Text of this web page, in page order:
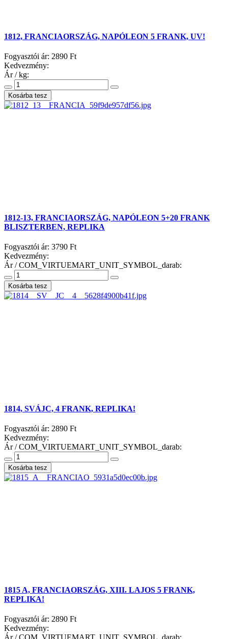
1812, FRANCIAORSZÁG, NAPÓLEON 5 FRANK, UV!
Fogyasztói ár: 2890 Ft
Kedvezmény:
Ár / kg:
1812-13, FRANCIAORSZÁG, NAPÓLEON 5+20 FRANK
BLISZTERBEN, REPLIKA
Fogyasztói ár: 3790 Ft
Kedvezmény:
Ár / COM_VIRTUEMART_UNIT_SYMBOL_darab:
1814, SVÁJC, 4 FRANK, REPLIKA!
Fogyasztói ár: 2890 Ft
Kedvezmény:
Ár / COM_VIRTUEMART_UNIT_SYMBOL_darab:
1815 A, FRANCIAORSZÁG, XIII. LAJOS 5 FRANK,
REPLIKA!
Fogyasztói ár: 2890 Ft
Kedvezmény: